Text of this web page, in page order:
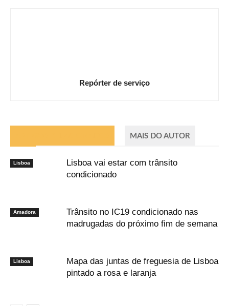
Repórter de serviço
MAIS DO AUTOR
Lisboa
Lisboa vai estar com trânsito
condicionado
Amadora
Trânsito no IC19 condicionado nas
madrugadas do próximo fim de semana
Lisboa
Mapa das juntas de freguesia de Lisboa
pintado a rosa e laranja